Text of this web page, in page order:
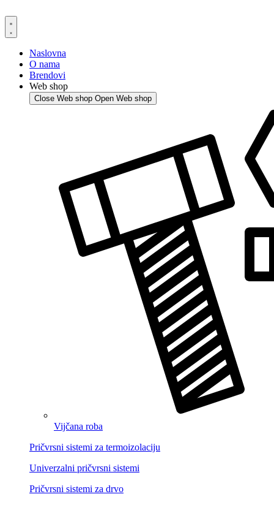
to
content
Naslovna
O nama
Brendovi
Web shop
Close Web shop Open Web shop
Vijčana roba
Pričvrsni sistemi za termoizolaciju
Univerzalni pričvrsni sistemi
Pričvrsni sistemi za drvo